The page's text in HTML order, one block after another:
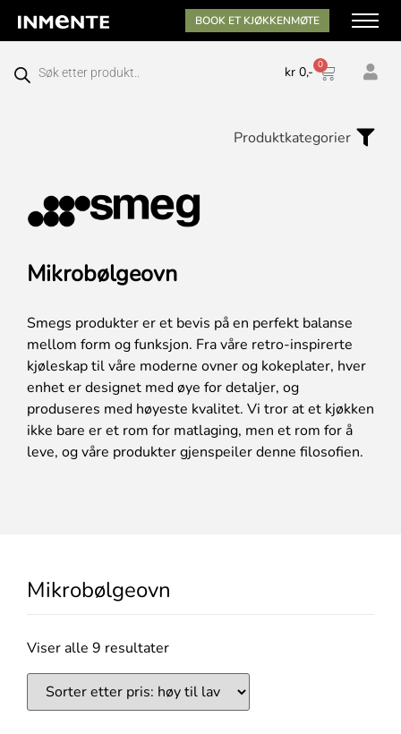
BOOK ET KJØKKENMØTE
kr0,- 0
Produktkategorier
Mikrobølgeovn
Smegs produkter er et bevis på en perfekt balanse
mellom form og funksjon. Fra våre retro-inspirerte
kjøleskap til våre moderne ovner og kokeplater, hver
enhet er designet med øye for detaljer, og
produseres med høyeste kvalitet. Vi tror at et kjøkken
ikke bare er et rom for matlaging, men et rom for å
leve, og våre produkter gjenspeiler denne filosofien.
Mikrobølgeovn
Viser alle 9 resultater